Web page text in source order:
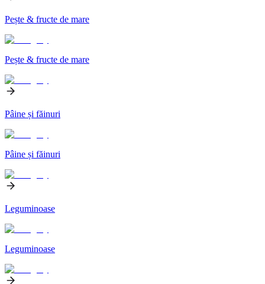
Pește & fructe de mare
Pește & fructe de mare
Pâine și făinuri
Pâine și făinuri
Leguminoase
Leguminoase